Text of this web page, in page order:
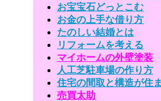
お宝宝石どっとこむ
お金の上手な借り方
たのしい結婚とは
リフォームを考える
マイホームの外壁塗装
人工芝駐車場の作り方
住宅の間取と構造が住
売買太助